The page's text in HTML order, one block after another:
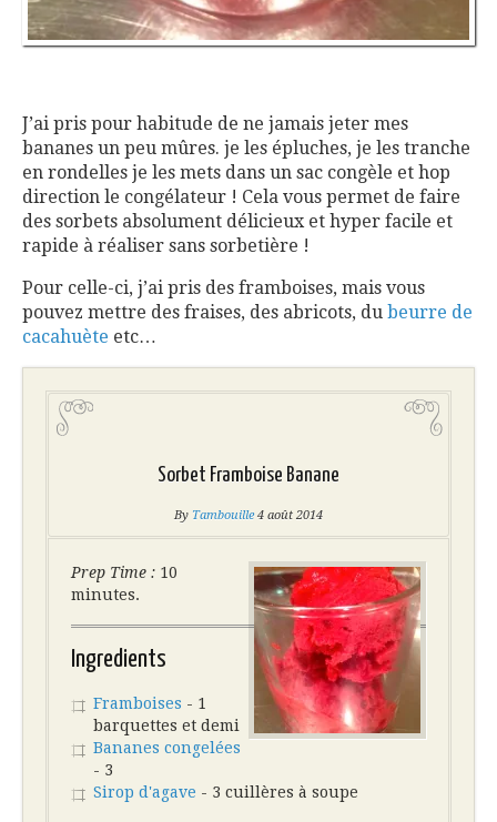
J’ai pris pour habitude de ne jamais jeter mes
bananes un peu mûres. je les épluches, je les tranche
en rondelles je les mets dans un sac congèle et hop
direction le congélateur ! Cela vous permet de faire
des sorbets absolument délicieux et hyper facile et
rapide à réaliser sans sorbetière !
Pour celle-ci, j’ai pris des framboises, mais vous
pouvez mettre des fraises, des abricots, du beurre de
cacahuète etc…
Sorbet Framboise Banane
By Tambouille 4 août 2014
Prep Time : 10
minutes.
Ingredients
Framboises - 1
barquettes et demi
Bananes congelées
- 3
Sirop d'agave - 3 cuillères à soupe